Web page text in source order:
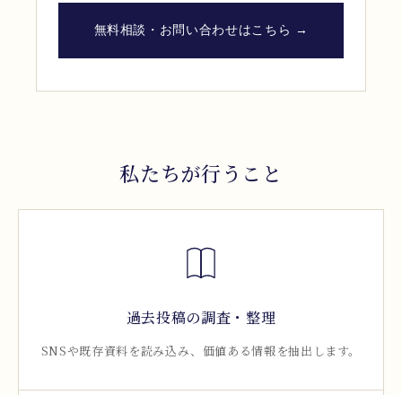
無料相談・お問い合わせはこちら →
私たちが行うこと
過去投稿の調査・整理
SNSや既存資料を読み込み、価値ある情報を抽出します。